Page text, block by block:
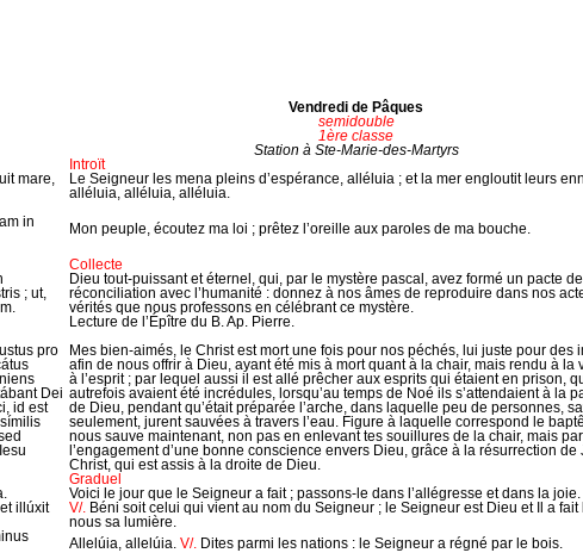
Vendredi de Pâques
semidouble
1ère classe
Station à Ste-Marie-des-Martyrs
Introït
mare,
Le Seigneur les mena pleins d’espérance, alléluia ; et la mer engloutit leurs
alléluia, alléluia, alléluia.
in
Mon peuple, écoutez ma loi ; prêtez l’oreille aux paroles de ma bouche.
Collecte
; ut,
Dieu tout-puissant et éternel, qui, par le mystère pascal, avez formé un pacte de
réconciliation avec l’humanité : donnez à nos âmes de reproduire dans nos
vérités que nous professons en célébrant ce mystère.
Lecture de l’Épître du B. Ap. Pierre.
pro
Dei
id est
Mes bien-aimés, le Christ est mort une fois pour nos péchés, lui juste pour des
afin de nous offrir à Dieu, ayant été mis à mort quant à la chair, mais rendu à la
à l’esprit ; par lequel aussi il est allé prêcher aux esprits qui étaient en prison,
autrefois avaient été incrédules, lorsqu’au temps de Noé ils s’attendaient à la
de Dieu, pendant qu’était préparée l’arche, dans laquelle peu de personnes,
seulement, jurent sauvées à travers l’eau. Figure à laquelle correspond le
nous sauve maintenant, non pas en enlevant tes souillures de la chair, mais par
l’engagement d’une bonne conscience envers Dieu, grâce à la résurrection de
Christ, qui est assis à la droite de Dieu.
Graduel
Voici le jour que le Seigneur a fait ; passons-le dans l’allégresse et dans la joie.
illúxit
V/. Béni soit celui qui vient au nom du Seigneur ; le Seigneur est Dieu et Il a fait
nous sa lumière.
Allelúia, allelúia. V/. Dites parmi les nations : le Seigneur a régné par le bois.